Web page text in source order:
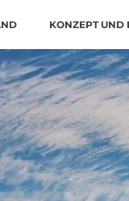
KONZEPT UND